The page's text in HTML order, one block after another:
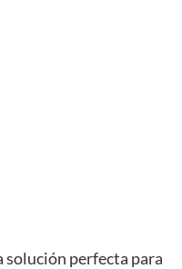
perfecta para